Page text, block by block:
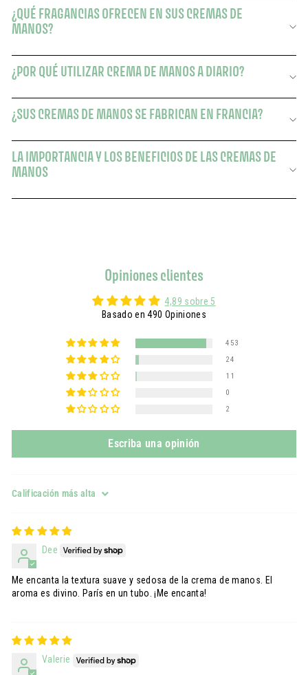
¿QUÉ FRAGANCIAS OFRECEN EN SUS CREMAS DE
MANOS?
¿POR QUÉ UTILIZAR CREMA DE MANOS A DIARIO?
¿SUS CREMAS DE MANOS SE FABRICAN EN FRANCIA?
LA IMPORTANCIA Y LOS BENEFICIOS DE LAS CREMAS DE
MANOS
Opiniones clientes
4,89 sobre 5
Basado en 490 Opiniones
453
24
11
0
2
Escriba una opinión
Sort by
Dee
Me encanta la textura suave y sedosa de la crema de manos. El
aroma es divino. París en un tubo. ¡Me encanta!
Valerie